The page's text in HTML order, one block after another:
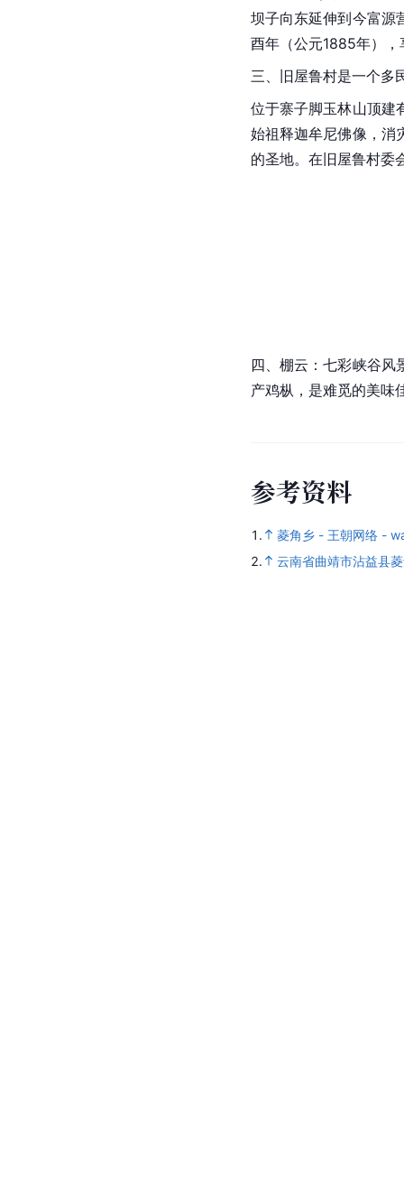
坝子向东延伸到今富源
酉年（公元1885年）
三、旧屋鲁村是一个多
位于寨子脚玉林山顶建
始祖释迦牟尼佛像，消
的圣地。在旧屋鲁村委
四、棚云：七彩峡谷风
产鸡枞 ，是难觅的美味
参考资料
1.
菱角乡 - 王朝网络 -
2.
云南省曲靖市沾益县